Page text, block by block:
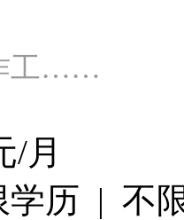
工……
/月
历 | 不